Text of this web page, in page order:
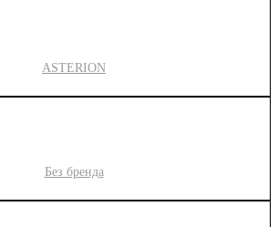
ASTERION
Без бренда